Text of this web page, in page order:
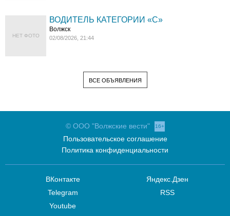
НЕТ ФОТО
ВОДИТЕЛЬ КАТЕГОРИИ «C»
Волжск
02/08/2026, 21:44
ВСЕ ОБЪЯВЛЕНИЯ
© ООО "Волжские вести" 16+
Пользовательское соглашение
Политика конфиденциальности
ВКонтакте
Telegram
Youtube
Яндекс.Дзен
RSS